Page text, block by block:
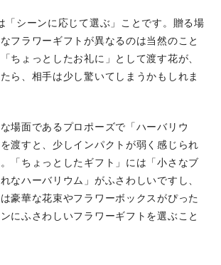
「シーンに応じて選ぶ」ことです。贈る場
フラワーギフトが異なるのは当然のこと
ちょっとしたお礼に」として渡す花が、
ら、相手は少し驚いてしまうかもしれま
場面であるプロポーズで「ハーバリウ
渡すと、少しインパクトが弱く感じられ
「ちょっとしたギフト」には「小さなブ
なハーバリウム」がふさわしいですし、
は豪華な花束やフラワーボックスがぴった
にふさわしいフラワーギフトを選ぶこと